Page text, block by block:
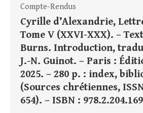
Compte-Rendus
Cyrille d’Alexandrie,
Tome V (XXVI-XXX). –
Burns. Introduction,
J.-N. Guinot. – Paris :
2025. – 280 p. : index,
(Sources chrétiennes,
654). – ISBN :